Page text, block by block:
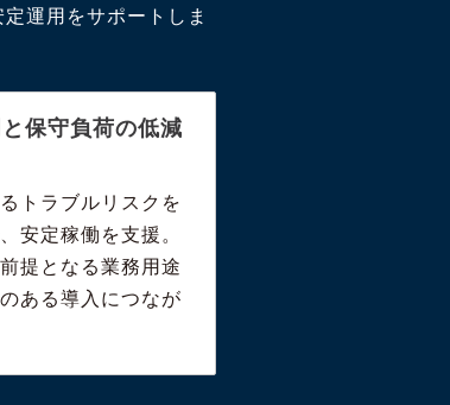
運用をサポートしま
保守負荷の低減
トラブルリスクを
安定稼働を支援。
提となる業務用途
ある導入につなが